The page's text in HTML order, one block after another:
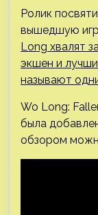
Ролик
вышедшую
Long хвалят
экшен и
называют
Wo Long:
была
обзором